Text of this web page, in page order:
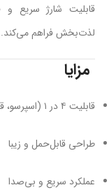
قابلیت شارژ سریع
لذت‌بخش فراهم می‌کند.
مزایا
قابلیت ۴ در ۱ (اسپرسو، قهوه دمی، کپسولی و کف شیر)
طراحی قابل‌حمل و زیبا
عملکرد سریع و بی‌صدا